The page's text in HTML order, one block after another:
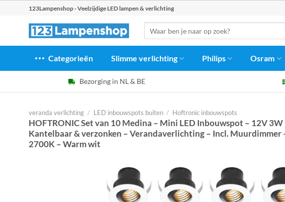
123Lampenshop - Veelzijdige LED lampen & verlichting
naar:
Categorieën Slimme verlichting Philips Osram
Bezorging in NL & BE
veranda verlichting / LED inbouwspots buiten / Hoftronic inbouwspots
HOFTRONIC Set van 10 Medina – Mini LED Inbouwspot – 12V
Kantelbaar & verzonken – Verandaverlichting – Incl. Muurdimmer
2700K – Warm wit